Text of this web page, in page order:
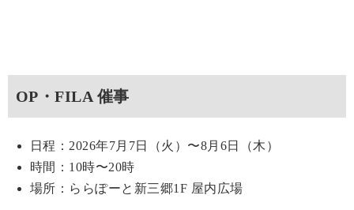
OP・FILA 催事
日程：2026年7月7日（火）〜8月6日（木）
時間：10時〜20時
場所：ららぽーと新三郷1F 屋内広場